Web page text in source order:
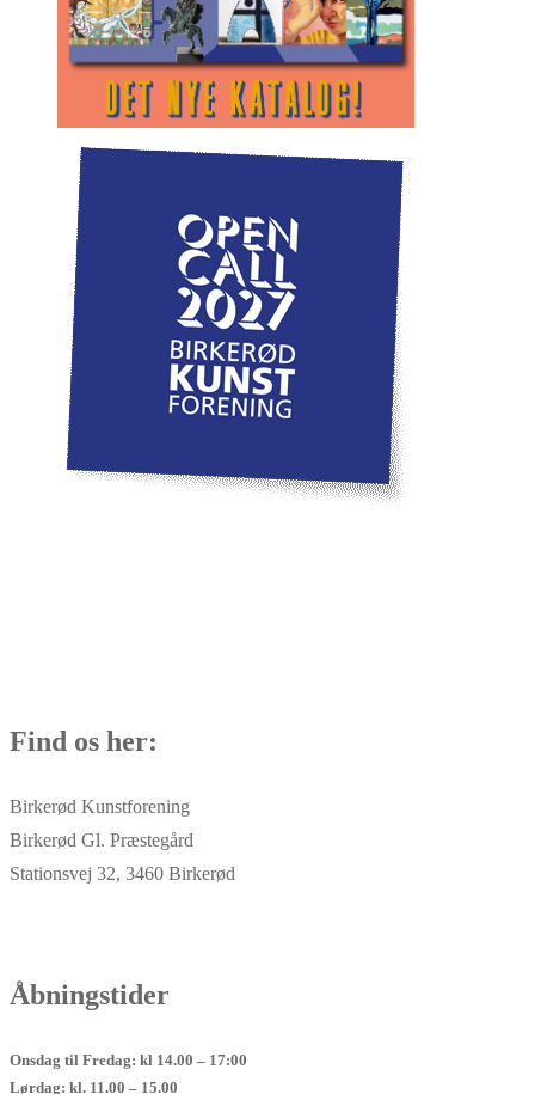
Find os her:
Birkerød Kunstforening
Birkerød Gl. Præstegård
Stationsvej 32, 3460 Birkerød
Åbningstider
Onsdag til Fredag: kl 14.00 – 17:00
Lørdag: kl. 11.00 – 15.00